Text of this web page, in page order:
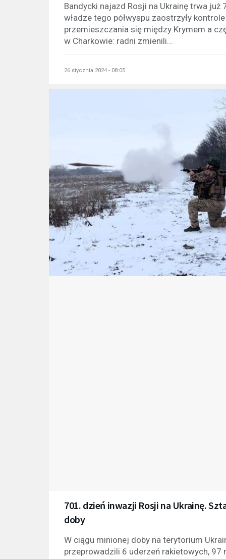
Bandycki najazd Rosji na Ukrainę trwa już
władze tego półwyspu zaostrzyły
przemieszczania się między Krymem a
w Charkowie: radni zmienili...
26 stycznia 2024 - 08:05
701. dzień inwazji Rosji na Ukrainę.
doby
W ciągu minionej doby na terytorium
przeprowadzili 6 uderzeń rakietowych,